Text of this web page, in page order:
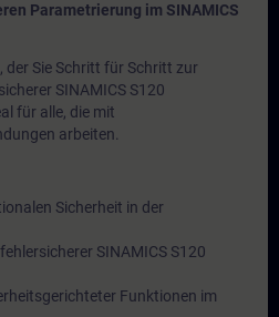
Parametrierung im SINAMICS
der Sie Schritt für Schritt zur
SINAMICS S120
für alle, die mit
arbeiten.
Sicherheit in der
SINAMICS S120
Funktionen im